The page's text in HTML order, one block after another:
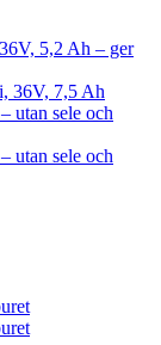
5,2 Ah – ger
36V, 7,5 Ah
utan sele och
utan sele och